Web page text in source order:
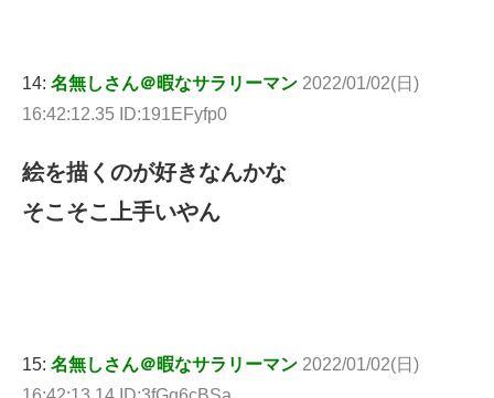
14: 名無しさん＠暇なサラリーマン 2022/01/02(日)
16:42:12.35 ID:191EFyfp0
絵を描くのが好きなんかな
そこそこ上手いやん
15: 名無しさん＠暇なサラリーマン 2022/01/02(日)